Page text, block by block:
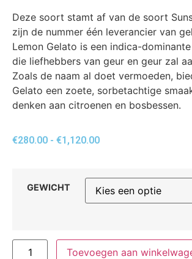
Deze soort stamt af van de soort
zijn de nummer één leverancier van
Lemon Gelato is een indica-
die liefhebbers van geur en geur zal
Zoals de naam al doet vermoeden,
Gelato een zoete, sorbetachtige
denken aan citroenen en bosbessen.
€280.00 - €1,120.00
GEWICHT
Toevoegen aan